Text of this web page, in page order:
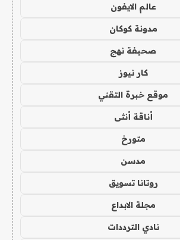
عالم الايفون
مدونة كوكان
صحيفة نهج
كار نيوز
موقع خبرة التقني
أناقة أنثى
متورخ
مدسن
روتانا تسويق
مجلة الابداع
نادي الترددات